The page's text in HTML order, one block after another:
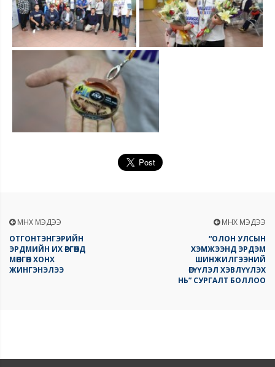
ӨМНӨХ МЭДЭЭ
ОТГОНТЭНГЭРИЙН
ЭРДМИЙН ИХ ӨРГӨӨНД
МӨНГӨН ХОНХ
ЖИНГЭНЭЛЭЭ
ӨМНӨХ МЭДЭЭ
“ОЛОН УЛСЫН
ХЭМЖЭЭНД ЭРДЭМ
ШИНЖИЛГЭЭНИЙ
ӨГҮҮЛЭЛ ХЭВЛҮҮЛЭХ
НЬ” СУРГАЛТ БОЛЛОО